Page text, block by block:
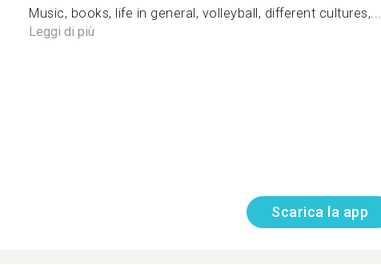
Music, books, life in general, volleyball, different cultures,...
Leggi di più
Scarica la app